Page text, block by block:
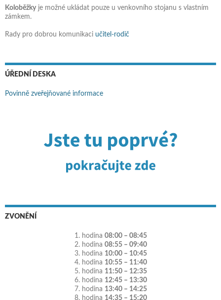
Koloběžkyje možné ukládat pouze u venkovního stojanu s vlastním
zámkem.
Rady pro dobrou komunikaci učitel-rodič
ÚŘEDNÍ DESKA
Povinně zveřejňované informace
ZVONĚNÍ
1. hodina 08:00 – 08:45
2. hodina 08:55 – 09:40
3. hodina 10:00 – 10:45
4. hodina 10:55 – 11:40
5. hodina 11:50 – 12:35
6. hodina 12:45 – 13:30
7. hodina 13:40 – 14:25
8. hodina 14:35 – 15:20